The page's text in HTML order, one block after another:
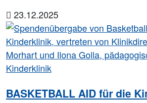
23.12.2025
BASKETBALL AID für die